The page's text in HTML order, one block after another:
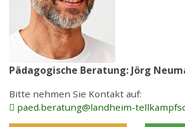
Pädagogische Beratung: Jörg
Bitte nehmen Sie Kontakt auf:
paed.beratung@landheim-